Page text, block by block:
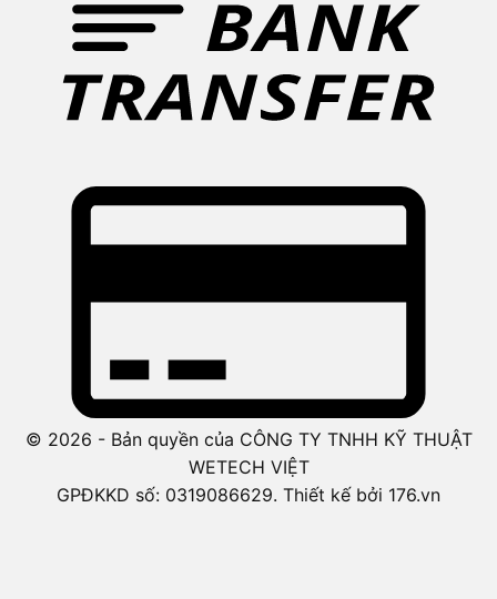
© 2026 - Bản quyền của CÔNG TY TNHH KỸ THUẬT
WETECH VIỆT
GPĐKKD số: 0319086629. Thiết kế bởi 176.vn